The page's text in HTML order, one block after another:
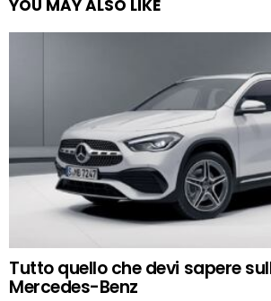
YOU MAY ALSO LIKE
Tutto quello che devi sapere
Mercedes-Benz